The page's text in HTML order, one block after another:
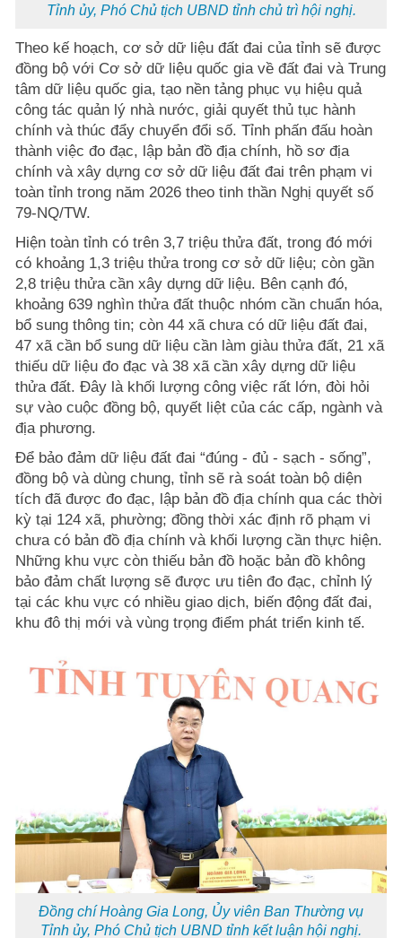
Tỉnh ủy, Phó Chủ tịch UBND tỉnh chủ trì hội nghị.
Theo kế hoạch, cơ sở dữ liệu đất đai của tỉnh sẽ được
đồng bộ với Cơ sở dữ liệu quốc gia về đất đai và Trung
tâm dữ liệu quốc gia, tạo nền tảng phục vụ hiệu quả
công tác quản lý nhà nước, giải quyết thủ tục hành
chính và thúc đẩy chuyển đổi số. Tỉnh phấn đấu hoàn
thành việc đo đạc, lập bản đồ địa chính, hồ sơ địa
chính và xây dựng cơ sở dữ liệu đất đai trên phạm vi
toàn tỉnh trong năm 2026 theo tinh thần Nghị quyết số
79-NQ/TW.
Hiện toàn tỉnh có trên 3,7 triệu thửa đất, trong đó mới
có khoảng 1,3 triệu thửa trong cơ sở dữ liệu; còn gần
2,8 triệu thửa cần xây dựng dữ liệu. Bên cạnh đó,
khoảng 639 nghìn thửa đất thuộc nhóm cần chuẩn hóa,
bổ sung thông tin; còn 44 xã chưa có dữ liệu đất đai,
47 xã cần bổ sung dữ liệu cần làm giàu thửa đất, 21 xã
thiếu dữ liệu đo đạc và 38 xã cần xây dựng dữ liệu
thửa đất. Đây là khối lượng công việc rất lớn, đòi hỏi
sự vào cuộc đồng bộ, quyết liệt của các cấp, ngành và
địa phương.
Để bảo đảm dữ liệu đất đai “đúng - đủ - sạch - sống”,
đồng bộ và dùng chung, tỉnh sẽ rà soát toàn bộ diện
tích đã được đo đạc, lập bản đồ địa chính qua các thời
kỳ tại 124 xã, phường; đồng thời xác định rõ phạm vi
chưa có bản đồ địa chính và khối lượng cần thực hiện.
Những khu vực còn thiếu bản đồ hoặc bản đồ không
bảo đảm chất lượng sẽ được ưu tiên đo đạc, chỉnh lý
tại các khu vực có nhiều giao dịch, biến động đất đai,
khu đô thị mới và vùng trọng điểm phát triển kinh tế.
Đồng chí Hoàng Gia Long, Ủy viên Ban Thường vụ
Tỉnh ủy, Phó Chủ tịch UBND tỉnh kết luận hội nghị.